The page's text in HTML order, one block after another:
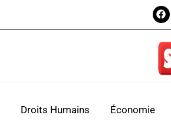
Droits Humains Économie